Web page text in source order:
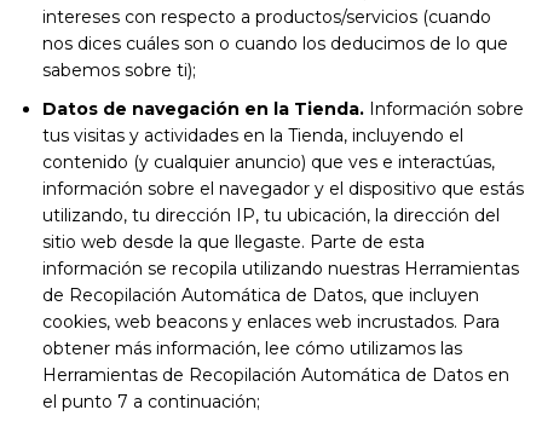
intereses con respecto a productos/servicios (cuando
nos dices cuáles son o cuando los deducimos de lo que
sabemos sobre ti);
Datos de navegación en la Tienda. Información sobre
tus visitas y actividades en la Tienda, incluyendo el
contenido (y cualquier anuncio) que ves e interactúas,
información sobre el navegador y el dispositivo que estás
utilizando, tu dirección IP, tu ubicación, la dirección del
sitio web desde la que llegaste. Parte de esta
información se recopila utilizando nuestras Herramientas
de Recopilación Automática de Datos, que incluyen
cookies, web beacons y enlaces web incrustados. Para
obtener más información, lee cómo utilizamos las
Herramientas de Recopilación Automática de Datos en
el punto 7 a continuación;